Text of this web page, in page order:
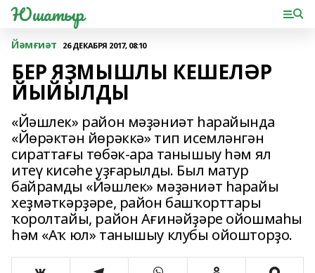
Юшатыр
Йәмғиәт 26 ДЕКАБРЯ 2017, 08:10
БЕР ЯҘМЫШЛЫ КЕШЕЛӘР
ЙЫЙЫЛДЫ
«Йәшлек» район мәҙәниәт һарайында
«Йөрәктән йөрәккә» тип исемләнгән
сираттағы төбәк-ара танышыу һәм ял
итеү кисәһе уҙғарылды. Был матур
байрамды «Йәшлек» мәҙәниәт һарайы
хеҙмәткәрҙәре, район башҡорттары
ҡоролтайы, район Ағинәйҙәре ойошмаһы
һәм «Аҡ юл» танышыу клубы ойошторҙо.